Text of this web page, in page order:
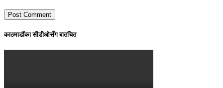
काठमाडौंका सीडीओसँग बातचित